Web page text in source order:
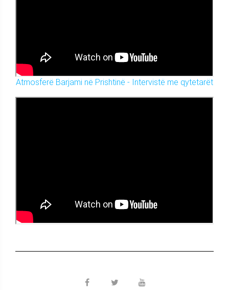
Atmosferë Barjami në Prishtinë - Intervistë me qytetarët